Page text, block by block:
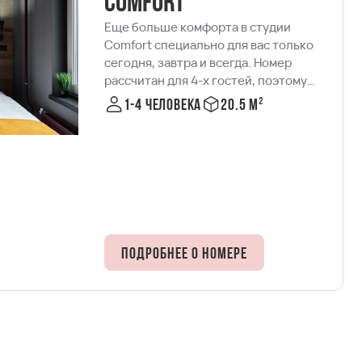
Еще больше комфорта в студии
Comfort специально для вас только
сегодня, завтра и всегда. Номер
рассчитан для 4-х гостей, поэтому
места хватит всем - двуспальная
кровать и раскладывающийся диван в
готовить, медитировать, смотреть ТВ,
работать, а при желании вечерком
спуститься в лобби и присоединиться
к комьюнити Vertical Club.
1-4 человека 20.5 м²
Подробнее о номере